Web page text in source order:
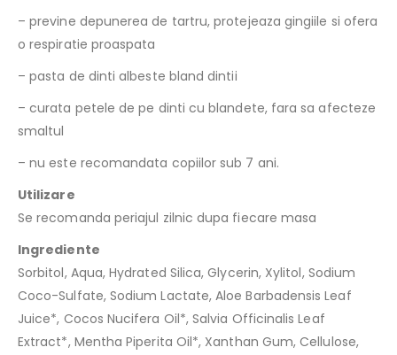
– previne depunerea de tartru, protejeaza gingiile si ofera
o respiratie proaspata
– pasta de dinti albeste bland dintii
– curata petele de pe dinti cu blandete, fara sa afecteze
smaltul
– nu este recomandata copiilor sub 7 ani.
Utilizare
Se recomanda periajul zilnic dupa fiecare masa
Ingrediente
Sorbitol, Aqua, Hydrated Silica, Glycerin, Xylitol, Sodium
Coco-Sulfate, Sodium Lactate, Aloe Barbadensis Leaf
Juice*, Cocos Nucifera Oil*, Salvia Officinalis Leaf
Extract*, Mentha Piperita Oil*, Xanthan Gum, Cellulose,